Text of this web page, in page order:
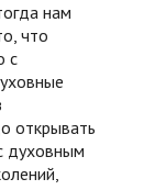
нам
что
с
открывать
духовным